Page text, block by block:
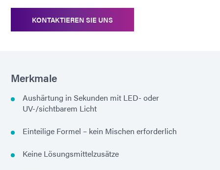
KONTAKTIEREN SIE UNS
Merkmale
Aushärtung in Sekunden mit LED- oder
UV-/sichtbarem Licht
Einteilige Formel – kein Mischen erforderlich
Keine Lösungsmittelzusätze